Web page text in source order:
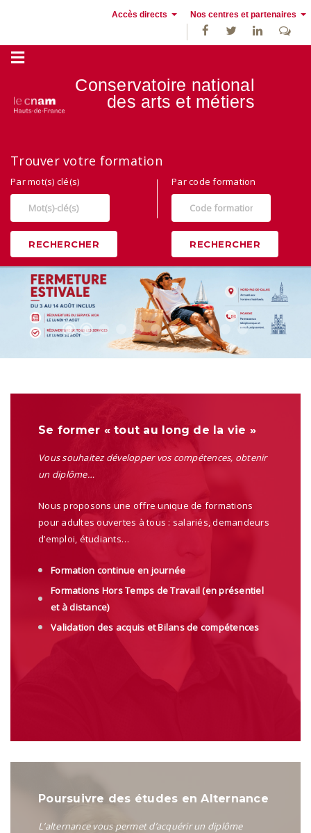
Accès directs Nos centres et partenaires
Conservatoire national
des arts et métiers
Trouver votre formation
Par mot(s) clé(s)
RECHERCHER
Par code formation
RECHERCHER
Se former « tout au long de la vie »
Vous souhaitez développer vos compétences, obtenir
un diplôme…
Nous proposons une offre unique de formations
pour adultes ouvertes à tous : salariés, demandeurs
d’emploi, étudiants…
Formation continue en journée
Formations Hors Temps de Travail (en présentiel
et à distance)
Validation des acquis etBilans de compétences
Poursuivre des études en Alternance
L’alternance vous permet d’acquérir un diplôme